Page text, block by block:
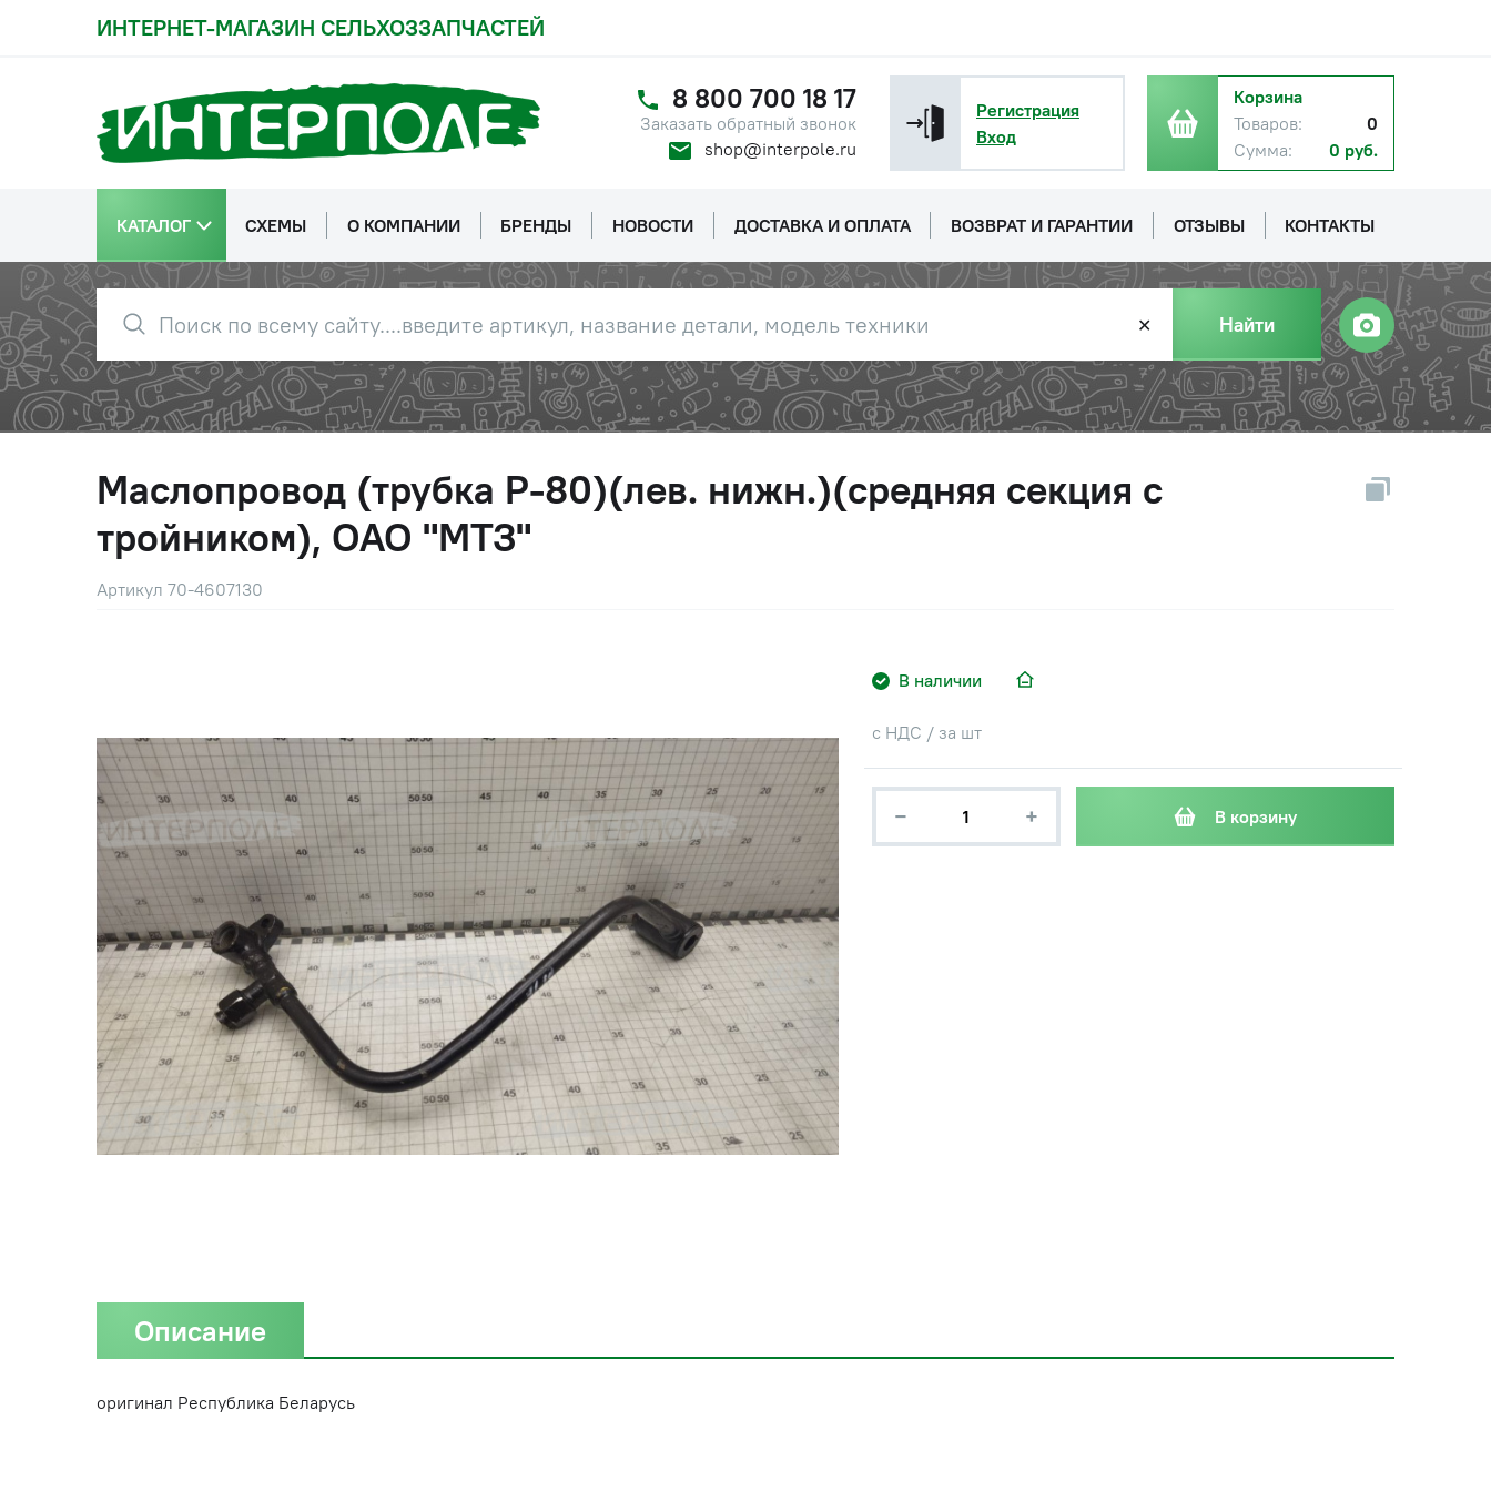
ИНТЕРНЕТ-МАГАЗИН СЕЛЬХОЗЗАПЧАСТЕЙ
8 800 700 18 17
Заказать обратный звонок
shop@interpole.ru
Регистрация
Вход
Корзина
Товаров:
0
Сумма:
0 руб.
КАТАЛОГ СХЕМЫ О КОМПАНИИ БРЕНДЫ НОВОСТИ ДОСТАВКА И ОПЛАТА ВОЗВРАТ И ГАРАНТИИ ОТЗЫВЫ КОНТАКТЫ
✕ Найти
Маслопровод (трубка Р-80)(лев. нижн.)(средняя секция с
тройником), ОАО "МТЗ"
Артикул 70-4607130
В наличии
с НДС / за шт
− + В корзину
Описание
оригинал Республика Беларусь